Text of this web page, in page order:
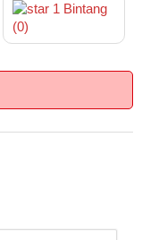
1 Bintang
(0)